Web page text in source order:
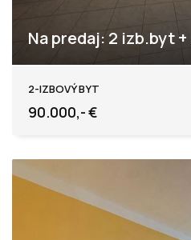
Na predaj: 2 izb.byt +
2-IZBOVÝ BYT
90.000,- €